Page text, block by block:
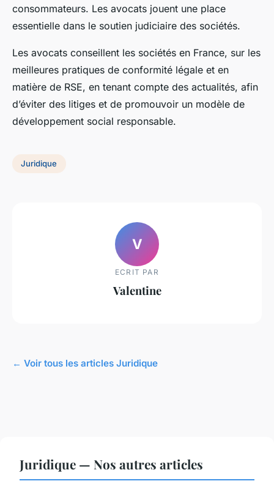
consommateurs. Les avocats jouent une place
essentielle dans le soutien judiciaire des sociétés.
Les avocats conseillent les sociétés en France, sur les
meilleures pratiques de conformité légale et en
matière de RSE, en tenant compte des actualités, afin
d’éviter des litiges et de promouvoir un modèle de
développement social responsable.
Juridique
V
ECRIT PAR
Valentine
← Voir tous les articles Juridique
Juridique — Nos autres articles